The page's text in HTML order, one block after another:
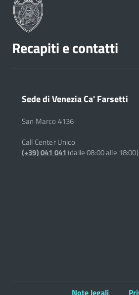
Recapiti e contatti
Sede di Venezia Ca' Farsetti
San Marco 4136
Call Center Unico
(+39) 041 041(dalle 08:00 alle 18:00)
Note legali